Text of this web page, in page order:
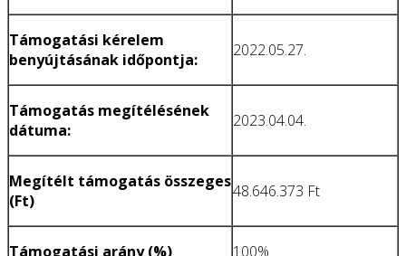
Támogatási kérelem
benyújtásának időpontja:
2022.05.27.
Támogatás megítélésének
dátuma:
2023.04.04.
Megítélt támogatás összeges
(Ft)
48.646.373 Ft
Támogatási arány (%) 100%